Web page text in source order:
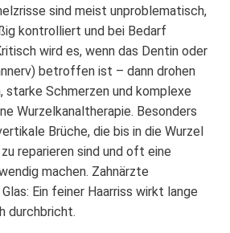
sind meist unproblematisch,
kontrolliert und bei Bedarf
wird es, wenn das Dentin oder
betroffen ist – dann drohen
starke Schmerzen und komplexe
Wurzelkanaltherapie. Besonders
Brüche, die bis in die Wurzel
reparieren sind und oft eine
machen. Zahnärzte
Ein feiner Haarriss wirkt lange
durchbricht.